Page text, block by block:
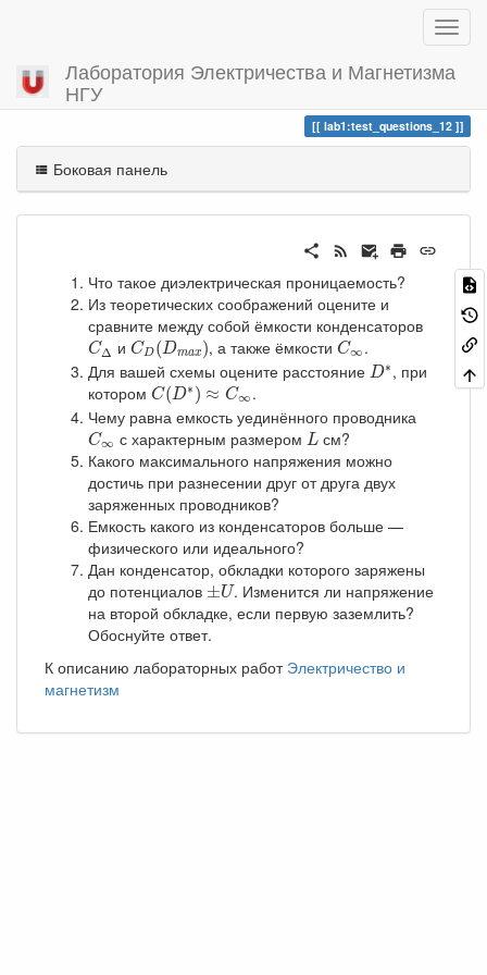
Лаборатория Электричества и Магнетизма
НГУ
Вы посетили
lab1:test_questions_12
Боковая панель
Что такое диэлектрическая проницаемость?
Из теоретических соображений оцените и
сравните между собой ёмкости конденсаторов
CΔ
CΔ и CD(Dmax)
CD (Dmax)
, а также ёмкостиC∞
C∞.
Для вашей схемы оцените расстояние D∗
D∗, при
котором C(D∗ ) ≈ C∞
C(D∗)≈C∞
.
Чему равна емкость уединённого проводника
C∞
C∞ с характерным размером L
Lсм?
Какого максимального напряжения можно
достичь при разнесении друг от друга двух
заряженных проводников?
Емкость какого из конденсаторов больше —
физического или идеального?
Дан конденсатор, обкладки которого заряжены
до потенциалов ±U
± U. Изменится ли напряжение
на второй обкладке, если первую заземлить?
Обоснуйте ответ.
К описанию лабораторных работ Электричество и
магнетизм